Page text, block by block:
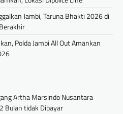
Jambi, Taruna Bhakti 2026 di
Polda Jambi All Out Amankan
Artha Marsindo Nusantara
Bulan tidak Dibayar